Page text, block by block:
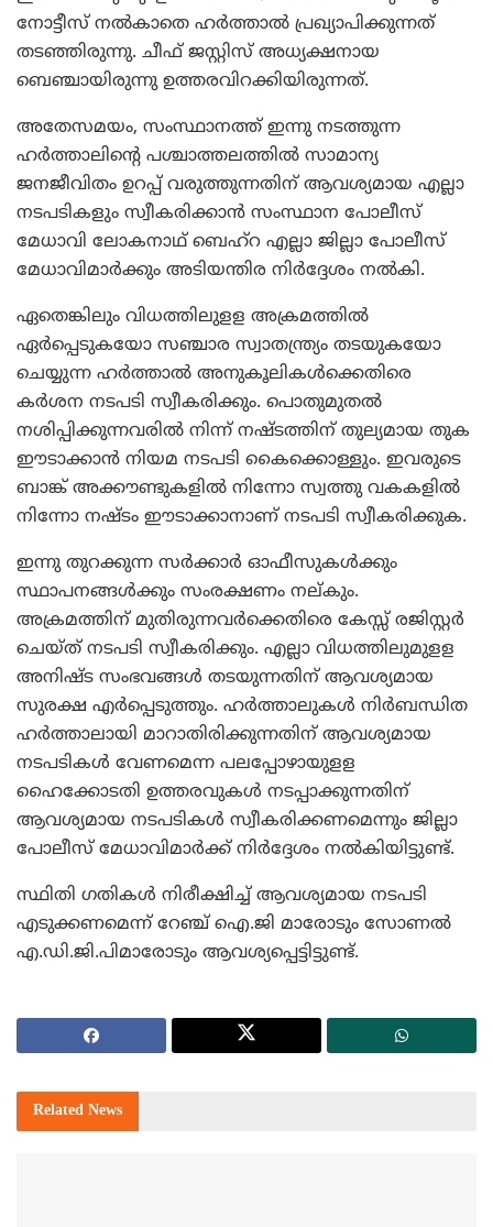
നോട്ടീസ് നല്‍കാതെ ഹര്‍ത്താല്‍ പ്രഖ്യാപിക്കുന്നത്
തടഞ്ഞിരുന്നു. ചീഫ് ജസ്റ്റിസ് അധ്യക്ഷനായ
ബെഞ്ചായിരുന്നു ഉത്തരവിറക്കിയിരുന്നത്.
അതേസമയം, സംസ്ഥാനത്ത് ഇന്നു നടത്തുന്ന
ഹര്‍ത്താലിന്റെ പശ്ചാത്തലത്തില്‍ സാമാന്യ
ജനജീവിതം ഉറപ്പ് വരുത്തുന്നതിന് ആവശ്യമായ എല്ലാ
നടപടികളും സ്വീകരിക്കാന്‍ സംസ്ഥാന പോലീസ്
മേധാവി ലോകനാഥ് ബെഹ്റ എല്ലാ ജില്ലാ പോലീസ്
മേധാവിമാര്‍ക്കും അടിയന്തിര നിര്‍ദ്ദേശം നല്‍കി.
ഏതെങ്കിലും വിധത്തിലുളള അക്രമത്തില്‍
ഏര്‍പ്പെടുകയോ സഞ്ചാര സ്വാതന്ത്ര്യം തടയുകയോ
ചെയ്യുന്ന ഹര്‍ത്താല്‍ അനുകൂലികള്‍ക്കെതിരെ
കര്‍ശന നടപടി സ്വീകരിക്കും. പൊതുമുതല്‍
നശിപ്പിക്കുന്നവരില്‍ നിന്ന് നഷ്ടത്തിന് തുല്യമായ തുക
ഈടാക്കാന്‍ നിയമ നടപടി കൈക്കൊള്ളും. ഇവരുടെ
ബാങ്ക് അക്കൗണ്ടുകളില്‍ നിന്നോ സ്വത്തു വകകളില്‍
നിന്നോ നഷ്ടം ഈടാക്കാനാണ് നടപടി സ്വീകരിക്കുക.
ഇന്നു തുറക്കുന്ന സര്‍ക്കാര്‍ ഓഫീസുകള്‍ക്കും
സ്ഥാപനങ്ങള്‍ക്കും സംരക്ഷണം നല്കും.
അക്രമത്തിന് മുതിരുന്നവര്‍ക്കെതിരെ കേസ്സ് രജിസ്റ്റര്‍
ചെയ്ത് നടപടി സ്വീകരിക്കും. എല്ലാ വിധത്തിലുമുളള
അനിഷ്ട സംഭവങ്ങള്‍ തടയുന്നതിന് ആവശ്യമായ
സുരക്ഷ എര്‍പ്പെടുത്തും. ഹര്‍ത്താലുകള്‍ നിര്‍ബന്ധിത
ഹര്‍ത്താലായി മാറാതിരിക്കുന്നതിന് ആവശ്യമായ
നടപടികള്‍ വേണമെന്ന പലപ്പോഴായുളള
ഹൈക്കോടതി ഉത്തരവുകള്‍ നടപ്പാക്കുന്നതിന്
ആവശ്യമായ നടപടികള്‍ സ്വീകരിക്കണമെന്നും ജില്ലാ
പോലീസ് മേധാവിമാര്‍ക്ക് നിര്‍ദ്ദേശം നല്‍കിയിട്ടുണ്ട്.
സ്ഥിതി ഗതികള്‍ നിരീക്ഷിച്ച് ആവശ്യമായ നടപടി
എടുക്കണമെന്ന് റേഞ്ച് ഐ.ജി മാരോടും സോണല്‍
എ.ഡി.ജി.പിമാരോടും ആവശ്യപ്പെട്ടിട്ടുണ്ട്.
Related News